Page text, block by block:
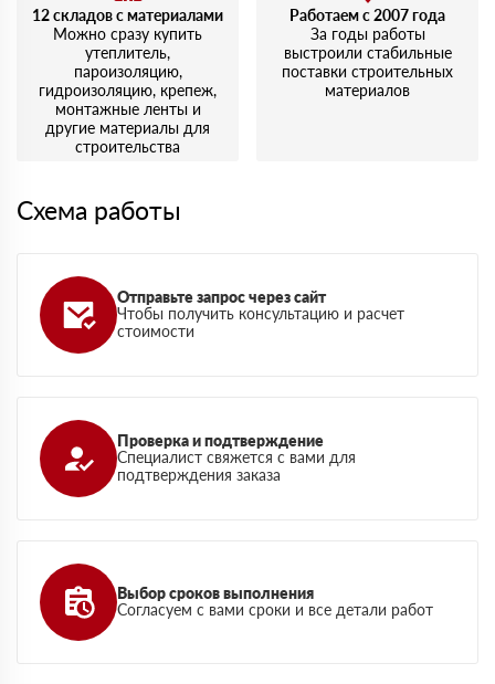
12 складов с материалами
Можно сразу купить
утеплитель,
пароизоляцию,
гидроизоляцию, крепеж,
монтажные ленты и
другие материалы для
строительства
Работаем с 2007 года
За годы работы
выстроили стабильные
поставки строительных
материалов
Схема работы
Отправьте запрос через сайт
Чтобы получить консультацию и расчет
стоимости
Проверка и подтверждение
Специалист свяжется с вами для
подтверждения заказа
Выбор сроков выполнения
Согласуем с вами сроки и все детали работ